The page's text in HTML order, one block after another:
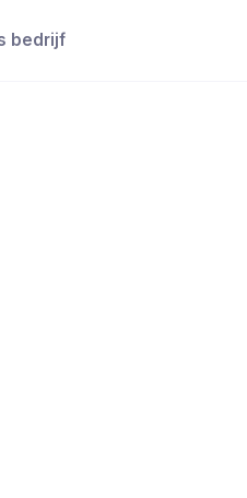
bedrijf